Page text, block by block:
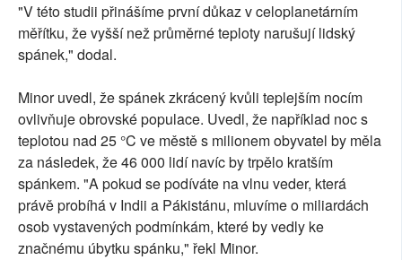
"V této studii přinášíme první důkaz v celoplanetárním
měřítku, že vyšší než průměrné teploty narušují lidský
spánek," dodal.
Minor uvedl, že spánek zkrácený kvůli teplejším nocím
ovlivňuje obrovské populace. Uvedl, že například noc s
teplotou nad 25 °C ve městě s milionem obyvatel by měla
za následek, že 46 000 lidí navíc by trpělo kratším
spánkem. "A pokud se podíváte na vlnu veder, která
právě probíhá v Indii a Pákistánu, mluvíme o miliardách
osob vystavených podmínkám, které by vedly ke
značnému úbytku spánku," řekl Minor.